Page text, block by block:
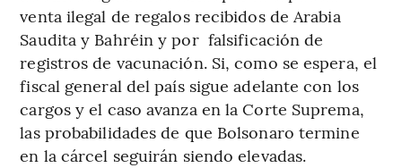
venta ilegal de regalos recibidos de Arabia
Saudita y Bahréin y por falsificación de
registros de vacunación. Si, como se espera, el
fiscal general del país sigue adelante con los
cargos y el caso avanza en la Corte Suprema,
las probabilidades de que Bolsonaro termine
en la cárcel seguirán siendo elevadas.